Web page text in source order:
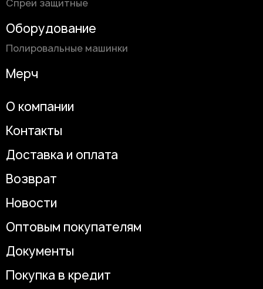
Спреи защитные
Оборудование
Полировальные машинки
Мерч
О компании
Контакты
Доставка и оплата
Возврат
Новости
Оптовым покупателям
Документы
Покупка в кредит